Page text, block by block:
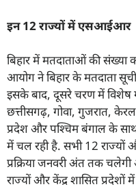
इन12राज्यों में एसआईआर
बिहार में मतदाताओं की संख्या
आयोग ने बिहार के मतदाता
इसके बाद, दूसरे चरण में विशेष
छत्तीसगढ़, गोवा, गुजरात,
प्रदेश और पश्चिम बंगाल के
में चल रही है. सभी 12 राज्यों
प्रक्रिया जनवरी अंत तक
राज्यों और केंद्र शासित प्रदेशों